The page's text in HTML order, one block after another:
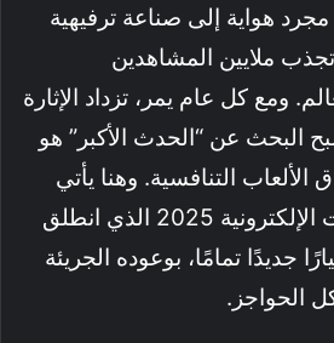
هواية إلى صناعة ترفيهية
تجذب ملايين المشاهدين
ومع كل عام يمر، تزداد الإثارة
البحث عن “الحدث الأكبر” هو
التنافسية. وهنا يأتي
كأس العالم للرياضات الإلكترونية 2025 الذي انطلق
جديدًا تمامًا، بوعوده الجريئة
الحواجز.